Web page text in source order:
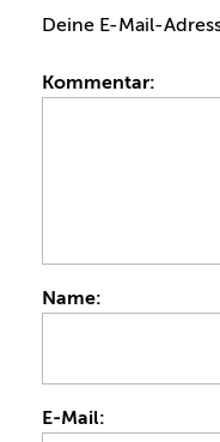
Deine E-Mail-
Kommentar:
Name:
E-Mail: